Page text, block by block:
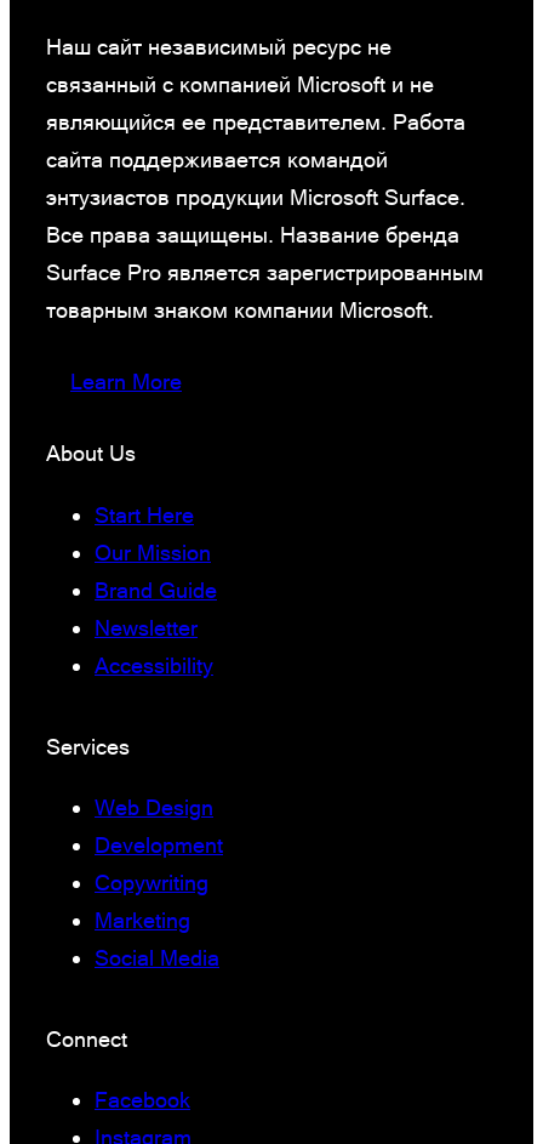
Наш сайт независимый ресурс не
связанный с компанией Microsoft и не
являющийся ее представителем. Работа
сайта поддерживается командой
энтузиастов продукции Microsoft Surface.
Все права защищены. Название бренда
Surface Pro является зарегистрированным
товарным знаком компании Microsoft.
Learn More
About Us
Start Here
Our Mission
Brand Guide
Newsletter
Accessibility
Services
Web Design
Development
Copywriting
Marketing
Social Media
Connect
Facebook
Instagram